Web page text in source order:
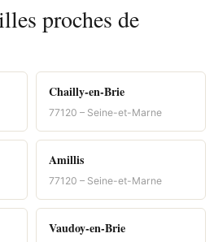
proches de
Chailly-en-Brie
77120 – Seine-et-Marne
Amillis
77120 – Seine-et-Marne
Vaudoy-en-Brie